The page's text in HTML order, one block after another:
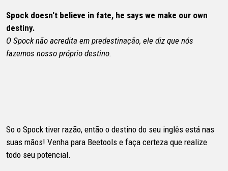
Spock doesn't believe in fate, he says we make our own
destiny.
O Spock não acredita em predestinação, ele diz que nós
fazemos nosso próprio destino.
So o Spock tiver razão, então o destino do seu inglês está nas
suas mãos! Venha para Beetools e faça certeza que realize
todo seu potencial.